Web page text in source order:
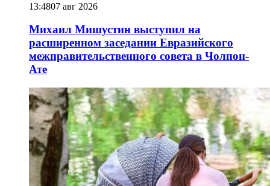
13:4807 авг 2026
Михаил Мишустин выступил на
расширенном заседании Евразийского
межправительственного совета в Чолпон-
Ате